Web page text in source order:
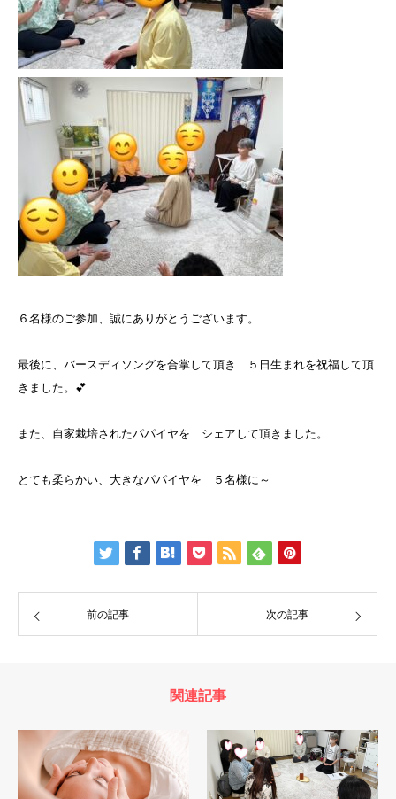
６名様のご参加、誠にありがとうございます。
最後に、バースディソングを合掌して頂き ５日生まれを祝福して頂
きました。💕
また、自家栽培されたパパイヤを シェアして頂きました。
とても柔らかい、大きなパパイヤを ５名様に～
前の記事 次の記事
関連記事